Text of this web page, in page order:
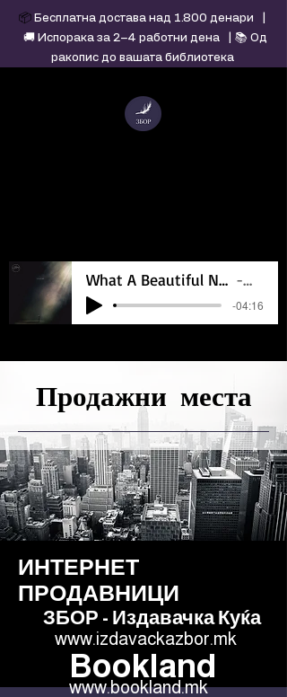
What A Beautiful Name - Hillsong - Violin cover by Daniel Jang Artist
-04:16
📦 Бесплатна достава над 1.800 денари |
🚚 Испорака за 2–4 работни дена | 📚 Од
ракопис до вашата библиотека
Продажни места
ИНТЕРНЕТ
ПРОДАВНИЦИ
ЗБОР - Издавачка Куќа
www.izdavackazbor.mk
Bookland
www.bookland.mk